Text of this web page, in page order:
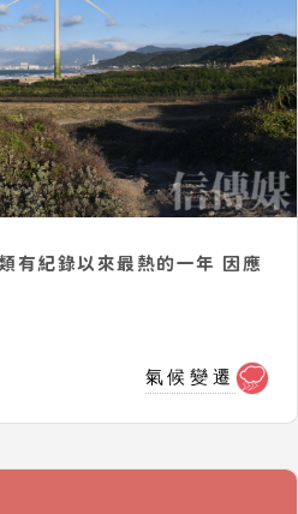
有紀錄以來最熱的一年 因應
氣候變遷